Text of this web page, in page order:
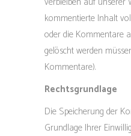
kommentierte Inhalt
oder die Kommentare
gelöscht werden
Kommentare).
Rechtsgrundlage
Die Speicherung der
Grundlage Ihrer